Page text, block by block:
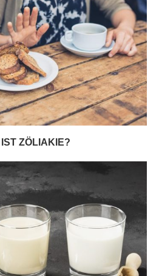
ZÖLIAKIE?